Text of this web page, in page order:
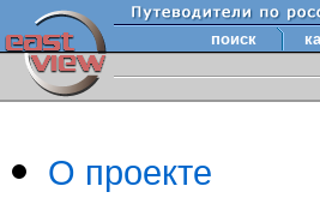
поиск
О проекте